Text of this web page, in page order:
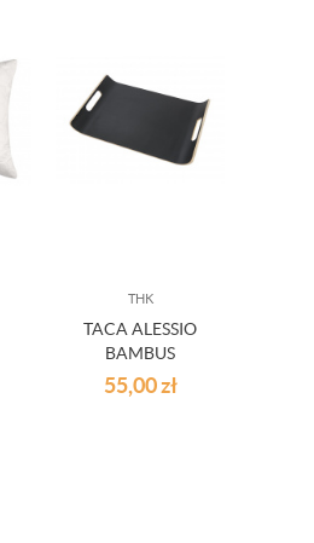
THK
TACA ALESSIO
BAMBUS
40.5X28X4CM
55,00zł